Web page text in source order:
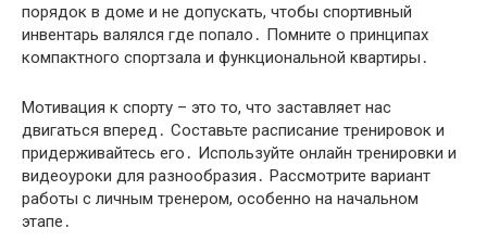
порядок в доме и не допускать, чтобы спортивный
инвентарь валялся где попало․ Помните о принципах
компактного спортзала и функциональной квартиры․
Мотивация к спорту – это то, что заставляет нас
двигаться вперед․ Составьте расписание тренировок и
придерживайтесь его․ Используйте онлайн тренировки и
видеоуроки для разнообразия․ Рассмотрите вариант
работы с личным тренером, особенно на начальном
этапе․